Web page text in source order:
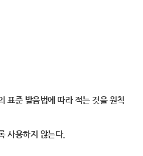
표준 발음법에 따라 적는 것을 원칙
사용하지 않는다.